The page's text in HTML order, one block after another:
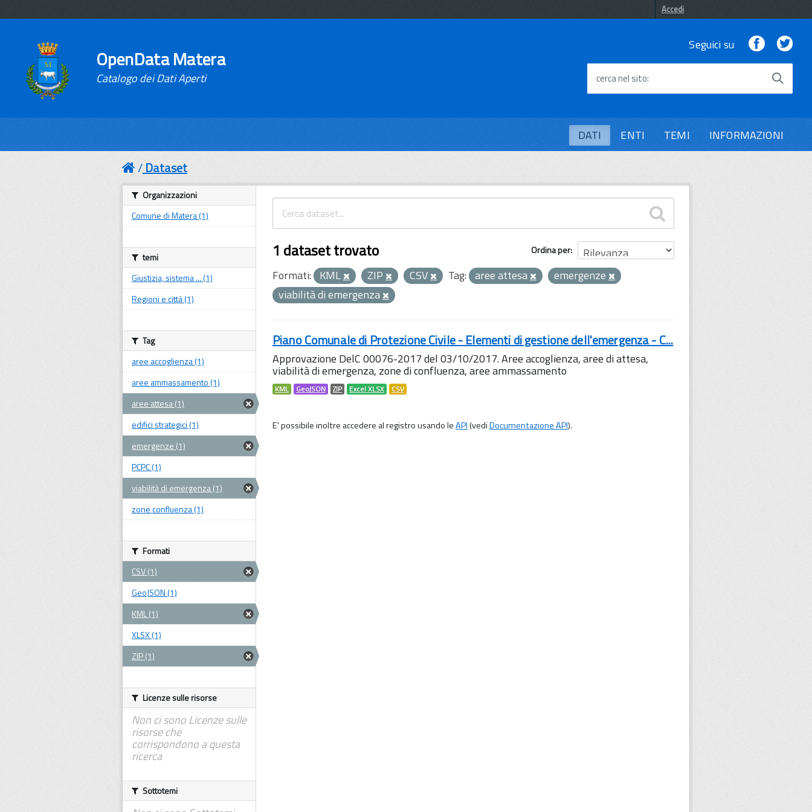
Accedi
OpenData Matera
Catalogo dei Dati Aperti
Seguici su Facebook
cerca nel sito
DATI ENTI TEMI INFORMAZIONI
Dataset
Ordina per
1 dataset trovato
Formati: KML ZIP CSV Tag: aree attesa
emergenze
viabilità di emergenza
Piano Comunale di Protezione Civile - Elementi di gestione dell'emergenza - C...
Approvazione DelC 00076-2017 del 03/10/2017. Aree accoglienza, aree di attesa,
viabilità di emergenza, zone di confluenza, aree ammassamento
KML GeoJSON ZIP Excel XLSX CSV
E' possibile inoltre accedere al registro usando leAPI(vediDocumentazione API).
Organizzazioni
Comune di Matera (1)
temi
Giustizia, sistema ... (1)
Regioni e città (1)
Tag
aree accoglienza (1)
aree ammassamento (1)
aree attesa (1)
edifici strategici (1)
emergenze (1)
PCPC (1)
viabilità di emergenza (1)
zone confluenza (1)
Formati
CSV (1)
GeoJSON (1)
KML (1)
XLSX (1)
ZIP (1)
Licenze sulle risorse
Non ci sono Licenze sulle
risorse che
corrispondono a questa
ricerca
Sottotemi